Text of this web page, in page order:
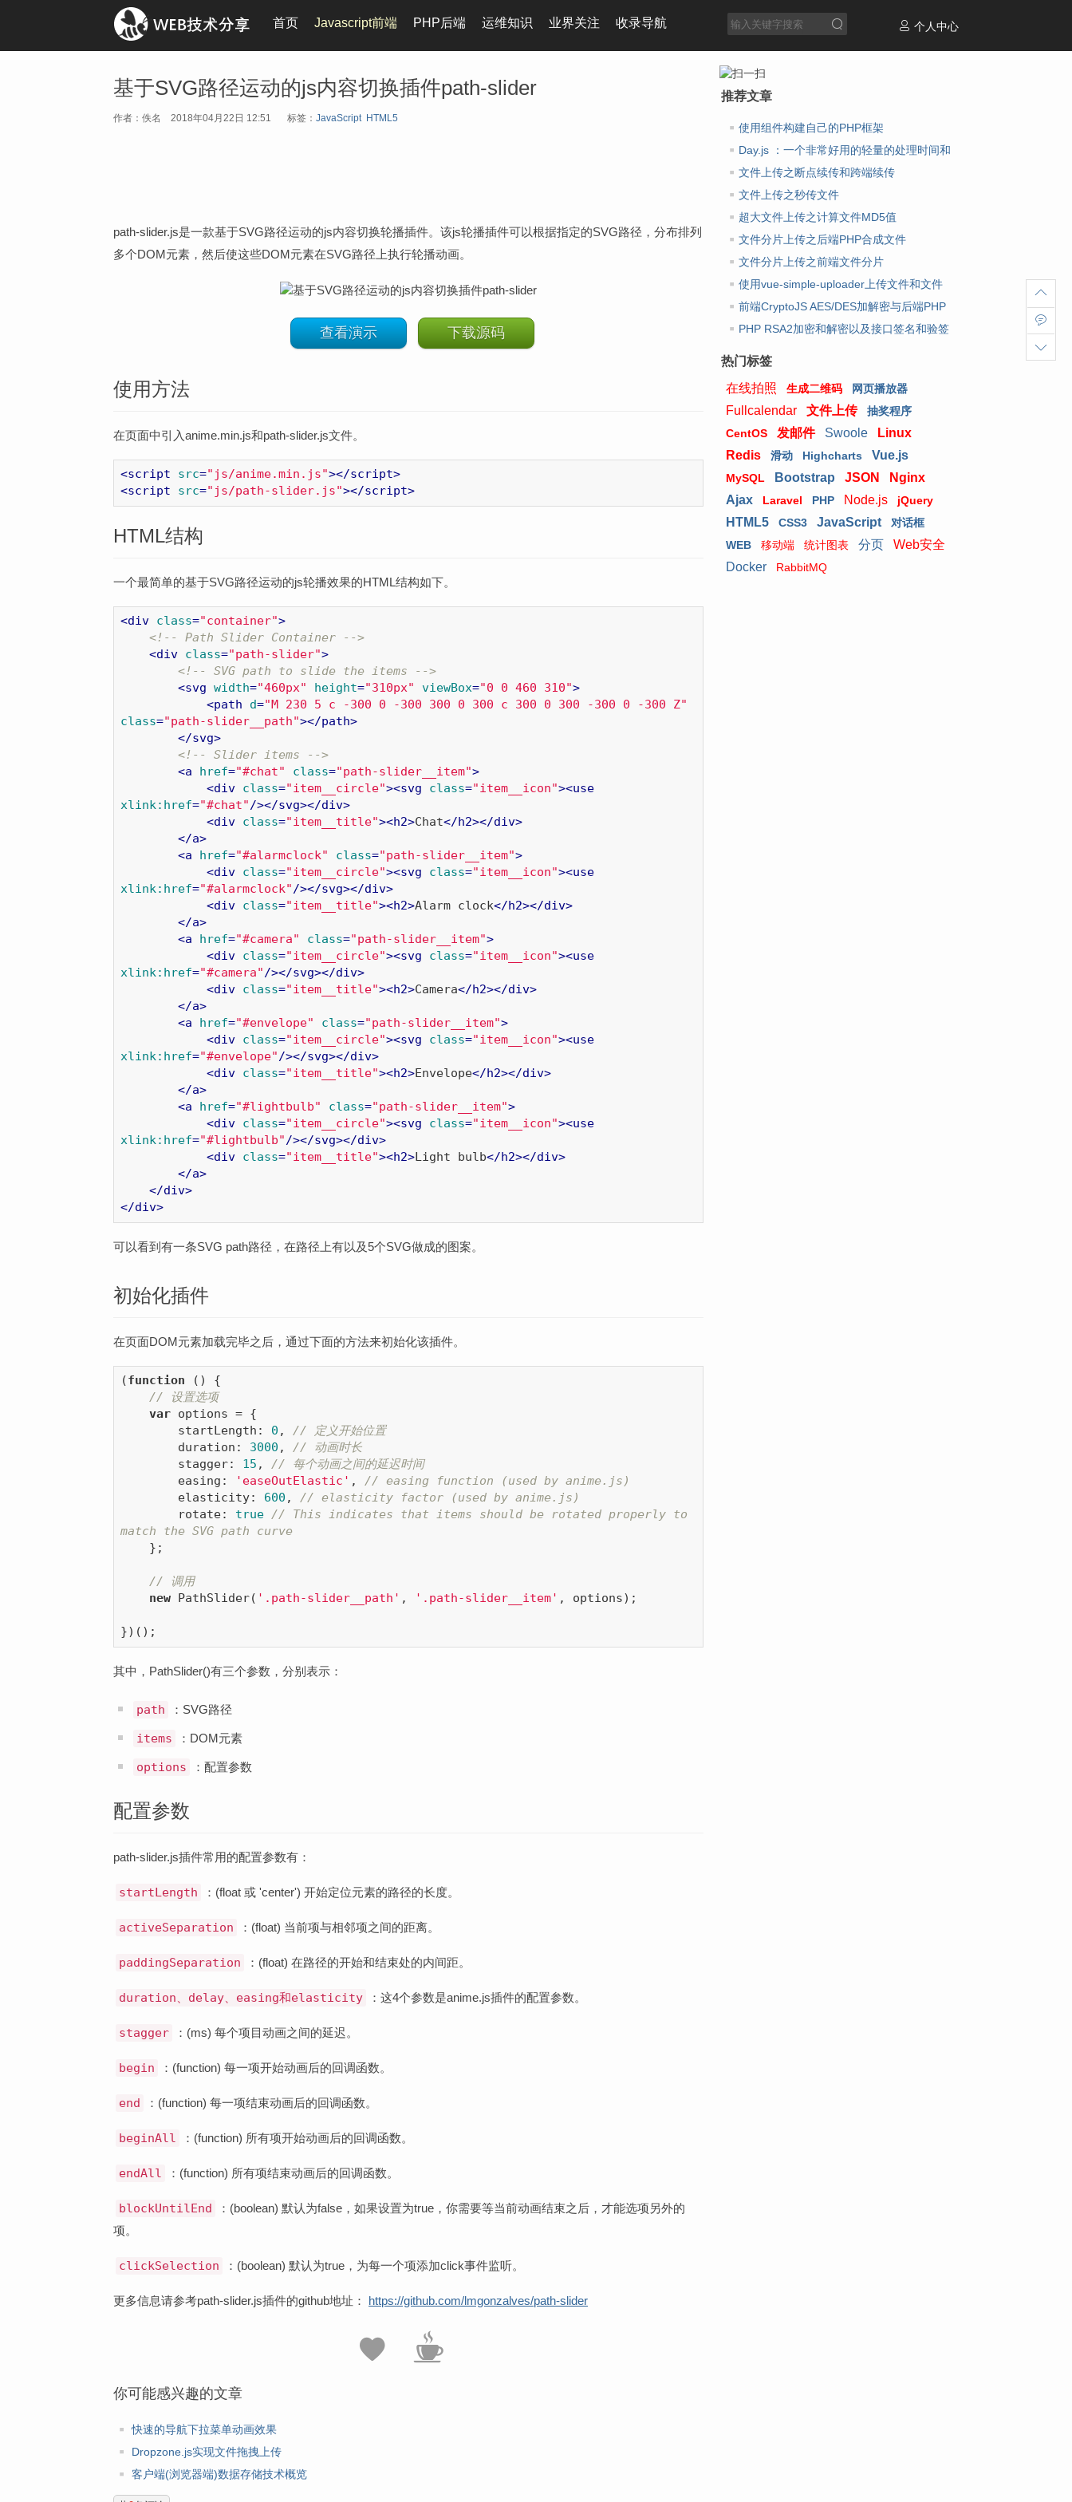
首页 Javascript前端 PHP后端 运维知识 业界关注 收录导航 个人中心
基于SVG路径运动的js内容切换插件path-slider
作者：佚名 2018年04月22日 12:51 标签： JavaScript HTML5
path-slider.js是一款基于SVG路径运动的js内容切换轮播插件。该js轮播插件可以根据指定的SVG路径，分布排列
多个DOM元素，然后使这些DOM元素在SVG路径上执行轮播动画。
查看演示 下载源码
使用方法
在页面中引入anime.min.js和path-slider.js文件。
<script src="js/anime.min.js"></script>
<script src="js/path-slider.js"></script>
HTML结构
一个最简单的基于SVG路径运动的js轮播效果的HTML结构如下。
<div class="container">
<!-- Path Slider Container -->
<div class="path-slider">
<!-- SVG path to slide the items -->
<svg width="460px" height="310px" viewBox="0 0 460 310">
<path d="M 230 5 c -300 0 -300 300 0 300 c 300 0 300 -300 0 -300 Z"
class="path-slider__path"></path>
</svg>
<!-- Slider items -->
<a href="#chat" class="path-slider__item">
<div class="item__circle"><svg class="item__icon"><use
xlink:href="#chat"/></svg></div>
<div class="item__title"><h2>Chat</h2></div>
</a>
<a href="#alarmclock" class="path-slider__item">
<div class="item__circle"><svg class="item__icon"><use
xlink:href="#alarmclock"/></svg></div>
<div class="item__title"><h2>Alarm clock</h2></div>
</a>
<a href="#camera" class="path-slider__item">
<div class="item__circle"><svg class="item__icon"><use
xlink:href="#camera"/></svg></div>
<div class="item__title"><h2>Camera</h2></div>
</a>
<a href="#envelope" class="path-slider__item">
<div class="item__circle"><svg class="item__icon"><use
xlink:href="#envelope"/></svg></div>
<div class="item__title"><h2>Envelope</h2></div>
</a>
<a href="#lightbulb" class="path-slider__item">
<div class="item__circle"><svg class="item__icon"><use
xlink:href="#lightbulb"/></svg></div>
<div class="item__title"><h2>Light bulb</h2></div>
</a>
</div>
</div>
可以看到有一条SVG path路径，在路径上有以及5个SVG做成的图案。
初始化插件
在页面DOM元素加载完毕之后，通过下面的方法来初始化该插件。
(function ( ) {
// 设置选项
var options = {
startLength : 0 , // 定义开始位置
        duration:
3000 , // 动画时长
        stagger:
15 , // 每个动画之间的延迟时间
        easing:
'easeOutElastic' , // easing function (used by anime.js)
        elasticity:
600 , // elasticity factor (used by anime.js)
        rotate:
true // This indicates that items should be rotated properly to
match the SVG path curve
// 调用
new PathSlider( '.path-slider__path' , '.path-slider__item' , options);
其中，PathSlider()有三个参数，分别表示：
path ：SVG路径
items ：DOM元素
options ：配置参数
配置参数
path-slider.js插件常用的配置参数有：
startLength ：(float 或 'center') 开始定位元素的路径的长度。
activeSeparation ：(float) 当前项与相邻项之间的距离。
paddingSeparation ：(float) 在路径的开始和结束处的内间距。
duration、delay、easing和elasticity ：这4个参数是anime.js插件的配置参数。
stagger ：(ms) 每个项目动画之间的延迟。
begin ：(function) 每一项开始动画后的回调函数。
end ：(function) 每一项结束动画后的回调函数。
beginAll ：(function) 所有项开始动画后的回调函数。
endAll ：(function) 所有项结束动画后的回调函数。
blockUntilEnd
：(boolean) 默认为false，如果设置为true，你需要等当前动画结束之后，才能选项另外的
项。
clickSelection ：(boolean) 默认为true，为每一个项添加click事件监听。
更多信息请参考path-slider.js插件的github地址： https://github.com/lmgonzalves/path-slider
你可能感兴趣的文章
快速的导航下拉菜单动画效果
Dropzone.js实现文件拖拽上传
客户端(浏览器端)数据存储技术概览
推荐文章
使用组件构建自己的PHP框架
Day.js ：一个非常好用的轻量的处理时间和
日期库
文件上传之断点续传和跨端续传
文件上传之秒传文件
超大文件上传之计算文件MD5值
文件分片上传之后端PHP合成文件
文件分片上传之前端文件分片
使用vue-simple-uploader上传文件和文件
夹 前端CryptoJS AES/DES加解密与后端PHP
AES/DES加解密
PHP RSA2加密和解密以及接口签名和验签
热门标签
在线拍照
生成二维码 网页播放器
Fullcalendar 文件上传
抽奖程序
CentOS
发邮件 Swoole
Linux
Redis
滑动 Highcharts Vue.js
MySQL Bootstrap JSON
Nginx
Ajax
Laravel PHP Node.js jQuery
HTML5 CSS3 JavaScript
对话框
WEB
移动端 统计图表 分页
Web安全
Docker
RabbitMQ